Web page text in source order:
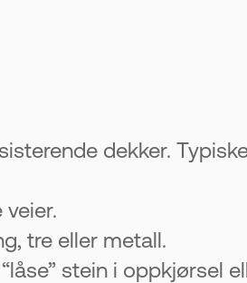
dekker.
tre eller metall.
stein i oppkjørsel